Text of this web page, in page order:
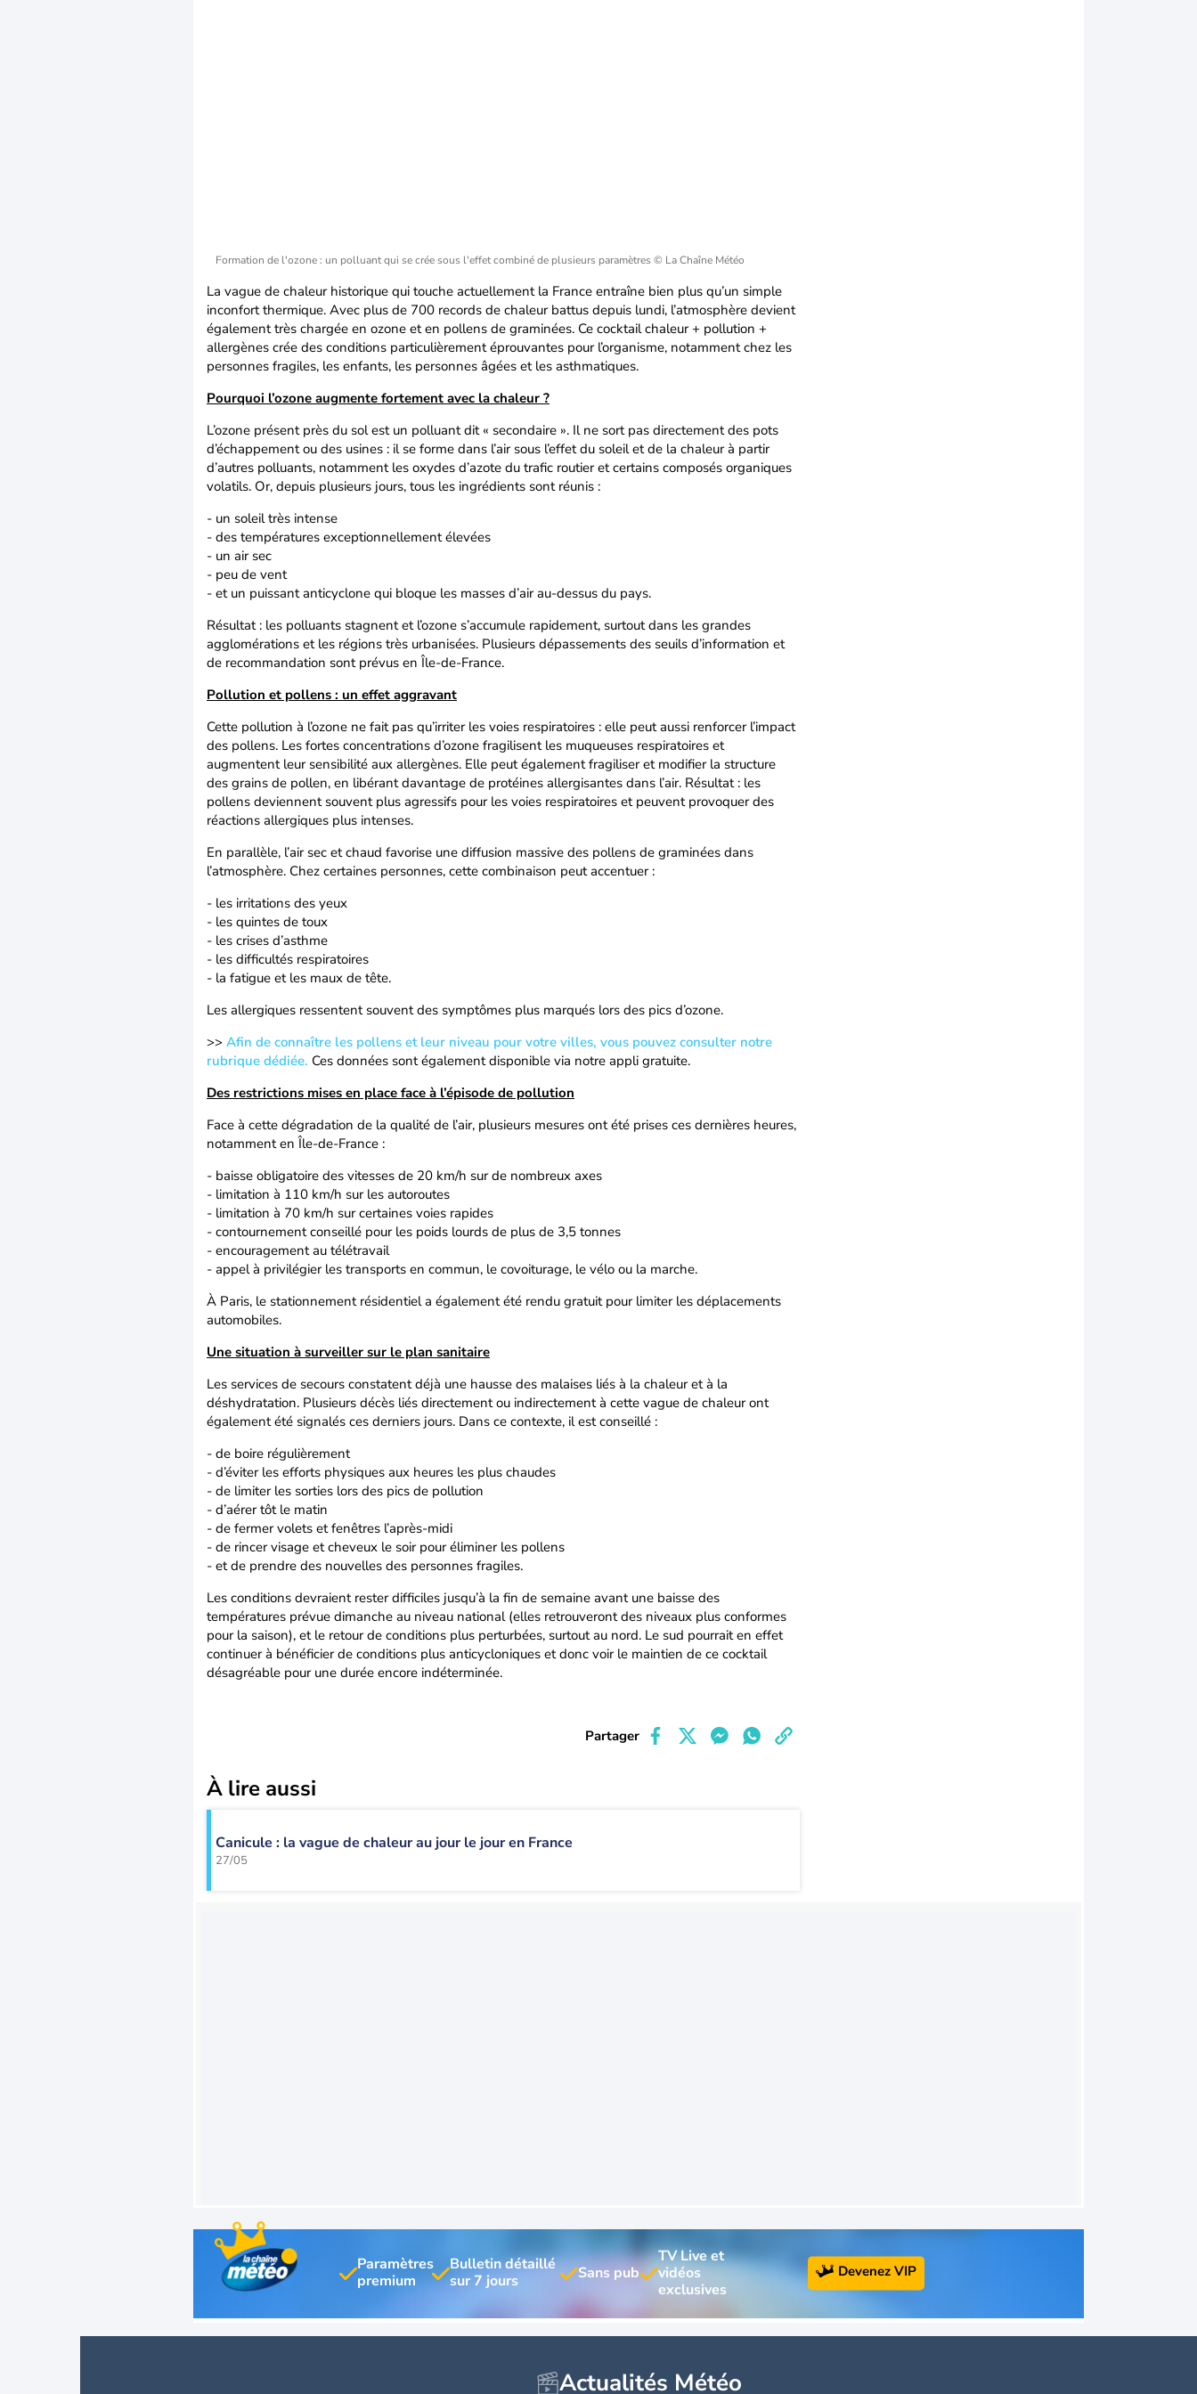
Formation de l'ozone : un polluant qui se crée sous l'effet combiné de plusieurs paramètres © La Chaîne Météo
La vague de chaleur historique qui touche actuellement la France entraîne bien plus qu’un simple
inconfort thermique. Avec plus de 700 records de chaleur battus depuis lundi, l’atmosphère devient
également très chargée en ozone et en pollens de graminées. Ce cocktail chaleur + pollution +
allergènes crée des conditions particulièrement éprouvantes pour l’organisme, notamment chez les
personnes fragiles, les enfants, les personnes âgées et les asthmatiques.
Pourquoi l’ozone augmente fortement avec la chaleur ?
L’ozone présent près du sol est un polluant dit « secondaire ». Il ne sort pas directement des pots
d’échappement ou des usines : il se forme dans l’air sous l’effet du soleil et de la chaleur à partir
d’autres polluants, notamment les oxydes d’azote du trafic routier et certains composés organiques
volatils. Or, depuis plusieurs jours, tous les ingrédients sont réunis :
- un soleil très intense
- des températures exceptionnellement élevées
- un air sec
- peu de vent
- et un puissant anticyclone qui bloque les masses d’air au-dessus du pays.
Résultat : les polluants stagnent et l’ozone s’accumule rapidement, surtout dans les grandes
agglomérations et les régions très urbanisées. Plusieurs dépassements des seuils d’information et
de recommandation sont prévus en Île-de-France.
Pollution et pollens : un effet aggravant
Cette pollution à l’ozone ne fait pas qu’irriter les voies respiratoires : elle peut aussi renforcer l’impact
des pollens. Les fortes concentrations d’ozone fragilisent les muqueuses respiratoires et
augmentent leur sensibilité aux allergènes. Elle peut également fragiliser et modifier la structure
des grains de pollen, en libérant davantage de protéines allergisantes dans l’air. Résultat : les
pollens deviennent souvent plus agressifs pour les voies respiratoires et peuvent provoquer des
réactions allergiques plus intenses.
En parallèle, l’air sec et chaud favorise une diffusion massive des pollens de graminées dans
l’atmosphère. Chez certaines personnes, cette combinaison peut accentuer :
- les irritations des yeux
- les quintes de toux
- les crises d’asthme
- les difficultés respiratoires
- la fatigue et les maux de tête.
Les allergiques ressentent souvent des symptômes plus marqués lors des pics d’ozone.
>> Afin de connaître les pollens et leur niveau pour votre villes, vous pouvez consulter notre
rubrique dédiée. Ces données sont également disponible via notre appli gratuite.
Des restrictions mises en place face à l’épisode de pollution
Face à cette dégradation de la qualité de l’air, plusieurs mesures ont été prises ces dernières heures,
notamment en Île-de-France :
- baisse obligatoire des vitesses de 20 km/h sur de nombreux axes
- limitation à 110 km/h sur les autoroutes
- limitation à 70 km/h sur certaines voies rapides
- contournement conseillé pour les poids lourds de plus de 3,5 tonnes
- encouragement au télétravail
- appel à privilégier les transports en commun, le covoiturage, le vélo ou la marche.
À Paris, le stationnement résidentiel a également été rendu gratuit pour limiter les déplacements
automobiles.
Une situation à surveiller sur le plan sanitaire
Les services de secours constatent déjà une hausse des malaises liés à la chaleur et à la
déshydratation. Plusieurs décès liés directement ou indirectement à cette vague de chaleur ont
également été signalés ces derniers jours. Dans ce contexte, il est conseillé :
- de boire régulièrement
- d’éviter les efforts physiques aux heures les plus chaudes
- de limiter les sorties lors des pics de pollution
- d’aérer tôt le matin
- de fermer volets et fenêtres l’après-midi
- de rincer visage et cheveux le soir pour éliminer les pollens
- et de prendre des nouvelles des personnes fragiles.
Les conditions devraient rester difficiles jusqu’à la fin de semaine avant une baisse des
températures prévue dimanche au niveau national (elles retrouveront des niveaux plus conformes
pour la saison), et le retour de conditions plus perturbées, surtout au nord. Le sud pourrait en effet
continuer à bénéficier de conditions plus anticycloniques et donc voir le maintien de ce cocktail
désagréable pour une durée encore indéterminée.
Partager
À lire aussi
Canicule : la vague de chaleur au jour le jour en France
27/05
Paramètres
Bulletin détaillé
TV Live et
vidéos
Devenez VIP
Actualités Météo